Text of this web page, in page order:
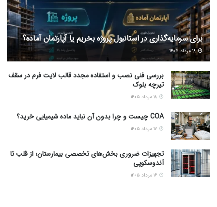
برای سرمایه‌گذاری در استانبول پروژه بخریم یا آپارتمان آماده؟
۱۸ مرداد ۱۴۰۵
بررسی فنی نصب و استفاده مجدد قالب لایت فرم در سقف
تیرچه بلوک
COA چیست و چرا بدون آن نباید ماده شیمیایی خرید؟
تجهیزات ضروری بخش‌های تخصصی بیمارستان؛ از قلب تا
آندوسکوپی